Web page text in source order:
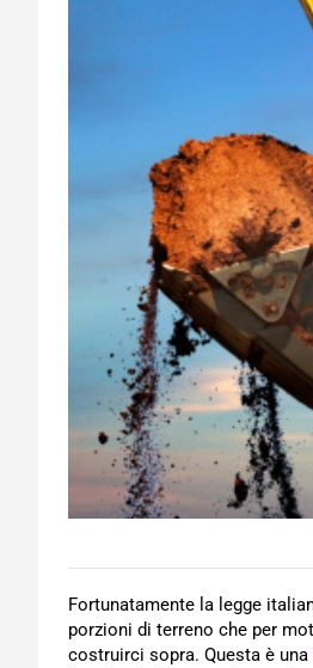
Fortunatamente la legge
porzioni di terreno che per
costruirci sopra. Questa è una